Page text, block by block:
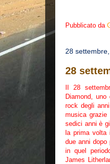
Pubblicato da
28
28
Il 28
Diamond,
rock degli
musica grazie
sedici anni è
la prima
due anni dopo
in quel
James